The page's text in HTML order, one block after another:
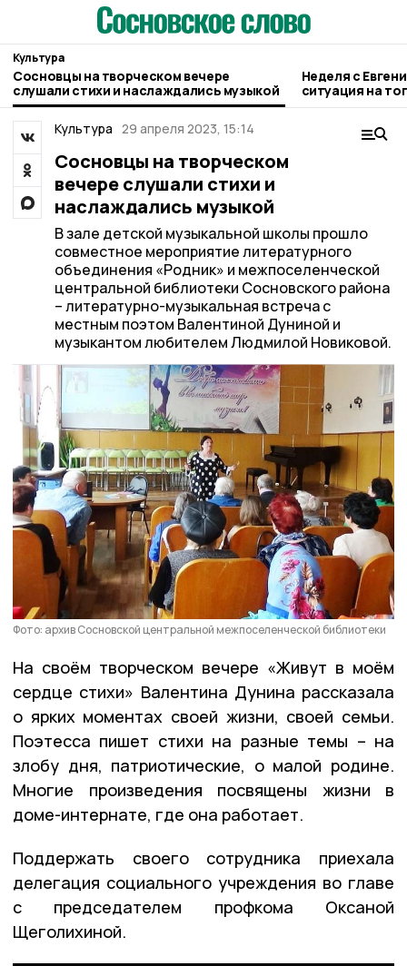
Культура
Сосновцы на творческом вечере
слушали стихи и наслаждались музыкой
Неделя с
ситуация на
городе и
Культура 29 апреля 2023, 15:14
Сосновцы на творческом
вечере слушали стихи и
наслаждались музыкой
В зале детской музыкальной школы прошло
совместное мероприятие литературного
объединения «Родник» и межпоселенческой
центральной библиотеки Сосновского района
– литературно-музыкальная встреча с
местным поэтом Валентиной Дуниной и
музыкантом любителем Людмилой Новиковой.
Фото: архив Сосновской центральной межпоселенческой библиотеки
На своём творческом вечере «Живут в моём
сердце стихи» Валентина Дунина рассказала
о ярких моментах своей жизни, своей семьи.
Поэтесса пишет стихи на разные темы – на
злобу дня, патриотические, о малой родине.
Многие произведения посвящены жизни в
доме-интернате, где она работает.
Поддержать своего сотрудника приехала
делегация социального учреждения во главе
с председателем профкома Оксаной
Щеголихиной.